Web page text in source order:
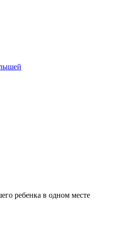
ребенка в одном месте